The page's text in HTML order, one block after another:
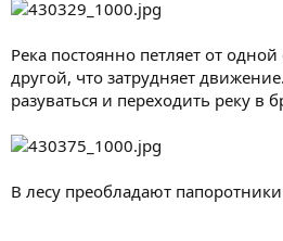
Река постоянно петляет от
другой, что затрудняет
разуваться и переходить реку в
В лесу преобладают